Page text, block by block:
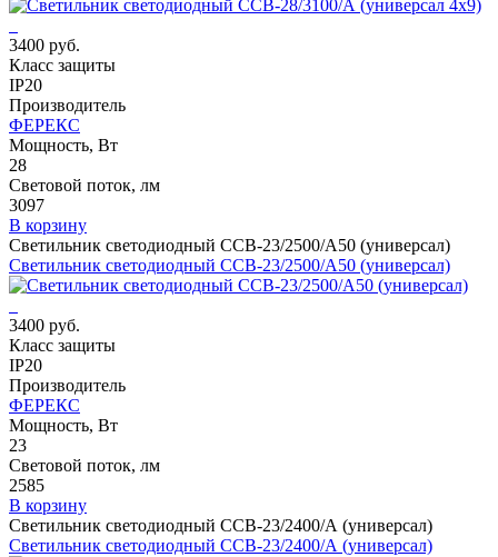
3400 руб.
Класс защиты
IP20
Производитель
ФЕРЕКС
Мощность, Вт
28
Световой поток, лм
3097
В корзину
Светильник светодиодный ССВ-23/2500/А50 (универсал)
Светильник светодиодный ССВ-23/2500/А50 (универсал)
3400 руб.
Класс защиты
IP20
Производитель
ФЕРЕКС
Мощность, Вт
23
Световой поток, лм
2585
В корзину
Светильник светодиодный ССВ-23/2400/А (универсал)
Светильник светодиодный ССВ-23/2400/А (универсал)